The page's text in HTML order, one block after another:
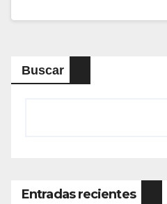
Buscar
Entradas recientes